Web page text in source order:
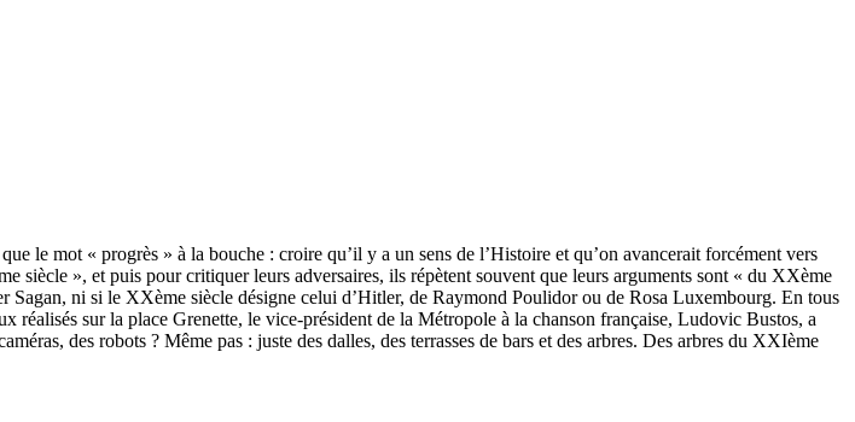
le mot « progrès » à la bouche : croire qu’il y a un sens de l’Histoire et qu’on avancerait forcément vers
siècle », et puis pour critiquer leurs adversaires, ils répètent souvent que leurs arguments sont « du XXème
ni si le XXème siècle désigne celui d’Hitler, de Raymond Poulidor ou de Rosa Luxembourg. En tous
réalisés sur la place Grenette, le vice-président de la Métropole à la chanson française, Ludovic Bustos, a
des robots ? Même pas : juste des dalles, des terrasses de bars et des arbres. Des arbres du XXIème